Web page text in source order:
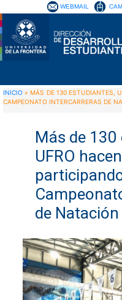
WEBMAIL
INICIO »MÁS DE 130 ESTUDIANTES,
CAMPEONATO INTERCARRERAS DE
Más de
UFRO
de Natación